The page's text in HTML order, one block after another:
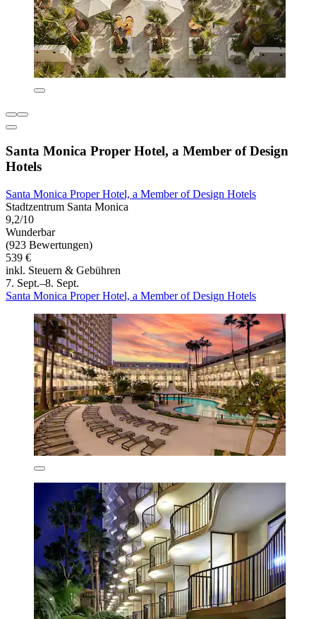
Santa Monica Proper Hotel, a Member of Design
Hotels
Santa Monica Proper Hotel, a Member of Design Hotels
Stadtzentrum Santa Monica
9,2/10
Wunderbar
(923 Bewertungen)
539 €
inkl. Steuern & Gebühren
7. Sept.–8. Sept.
Santa Monica Proper Hotel, a Member of Design Hotels